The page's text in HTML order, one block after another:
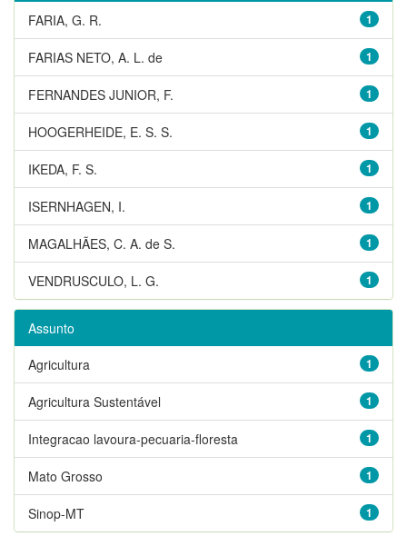
1
FARIA, G. R.
1
FARIAS NETO, A. L. de
1
FERNANDES JUNIOR, F.
1
HOOGERHEIDE, E. S. S.
1
IKEDA, F. S.
1
ISERNHAGEN, I.
1
MAGALHÃES, C. A. de S.
1
VENDRUSCULO, L. G.
Assunto
1
Agricultura
1
Agricultura Sustentável
1
Integracao lavoura-pecuaria-floresta
1
Mato Grosso
1
Sinop-MT